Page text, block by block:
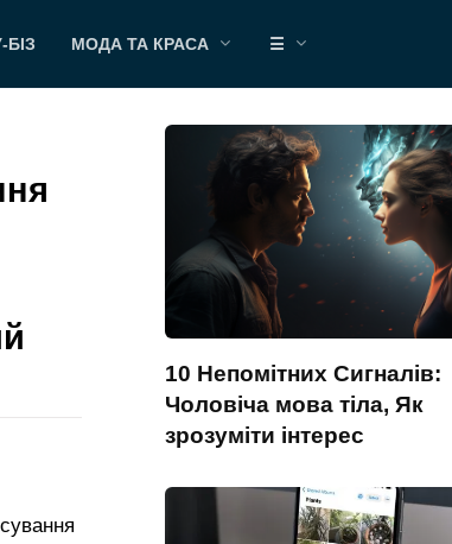
МОДА ТА КРАСА ☰
10 Непомітних Сигналів:
Чоловіча мова тіла, Як
зрозуміти інтерес